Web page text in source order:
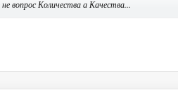
вопрос Количества а Качества...